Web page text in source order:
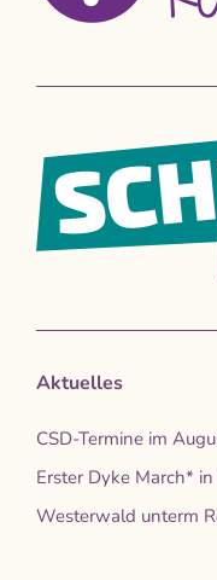
Aktuelles
CSD-Termine im
Erster Dyke March* in
Westerwald unterm